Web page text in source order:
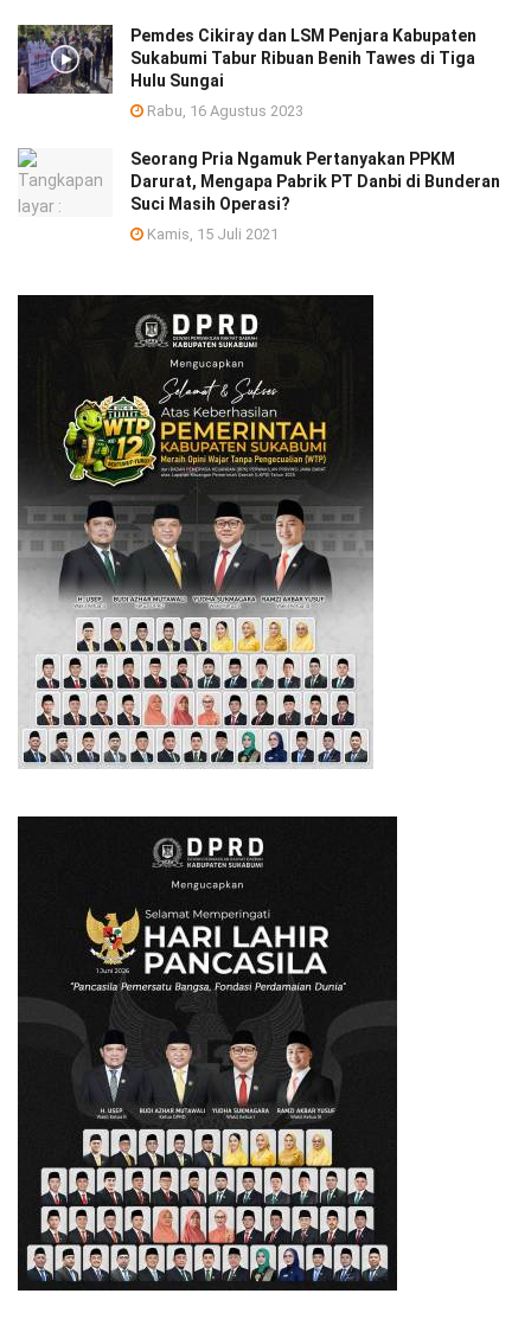
Pemdes Cikiray dan LSM Penjara Kabupaten
Sukabumi Tabur Ribuan Benih Tawes di Tiga
Hulu Sungai
Rabu, 16 Agustus 2023
Seorang Pria Ngamuk Pertanyakan PPKM
Darurat, Mengapa Pabrik PT Danbi di Bunderan
Suci Masih Operasi?
Kamis, 15 Juli 2021